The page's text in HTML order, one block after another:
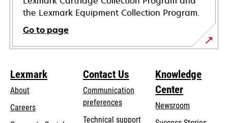
the Lexmark Equipment Collection Program.
Go to page
Lexmark
About
Careers
Contact Us
Communication
preferences
Technical supportopens
Knowledge
Center
Newsroom